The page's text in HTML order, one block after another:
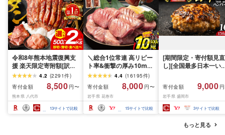
令和8年熊本地震復興支
援 楽天限定寄附額[訳あ
り]牛タン 500g〜2kg 肉
牛肉 訳あり 牛タン 冷凍
小分け 厚切り 薄切り 食
べ比べ 500g 1kg 1.5kg
2kg 牛 人気 ビーフ 牛た
ん ふるさと納税 ランキ
4.2 (2291件)
寄付金額
8,500 円〜
熊本県 八代市
13サイトで比較
＼総合1位常連 高リピー
ト率&衝撃の厚み10mm
厚切り牛タン 塩味/ ≪ス
ピード発送!!10営業日以
内発送≫ 選べる内容量
500g / 1kg 定期便 毎月
届く 牛肉 肉 BBQ ふるさ
と 人気 ランキング 岩手
4.4 (16195件)
寄付金額
8,000 円〜
岩手県 花巻市
15サイトで比較
[期間限定・寄付額見直
し][全国最多日本一い
1.5kg(150g×10個) い
て牛 × 岩中豚 ハンバー
グ 合挽き 合い挽き 黒
和牛 人気 冷凍 個包装
分け 冷凍 牛肉 豚肉 和
ビーフ ポーク はんば
ぐ 挽肉 お肉 ミンチ 肉
寄付金額 9,000
岩手県 盛岡市
3サイトで比較
もっと見る